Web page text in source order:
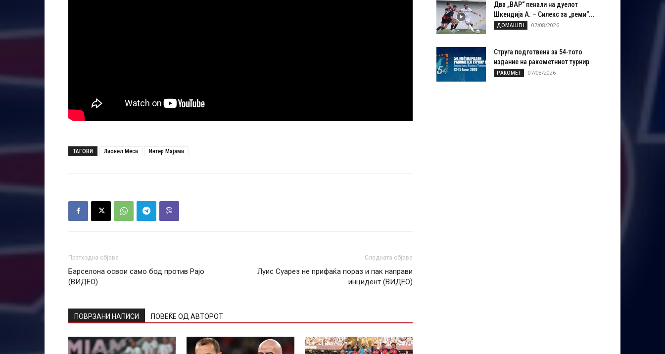
ТАГОВИ Лионел Меси Интер Мајами
Претходна објава
Барселона освои само бод против Рајо
(ВИДЕО)
Следната објава
Луис Суарез не прифаќа пораз и пак направи
инцидент (ВИДЕО)
ПОВРЗАНИ НАПИСИ ПОВЕЌЕ ОД АВТОРОТ
Два „ВАР“ пенали на дуелот
Шкендија А. – Силекс за „реми“...
ДОМАШЕН 07/08/2026
Струга подготвена за 54-тото
издание на ракометниот турнир
РАКОМЕТ 07/08/2026